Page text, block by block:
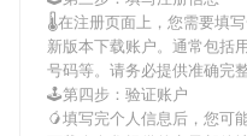
🌡在注册页面上，您需要填
新版本下载账户。通常包括
号码等。请务必提供准确完
🕹第四步：验证账户
🥭填写完个人信息后，您可